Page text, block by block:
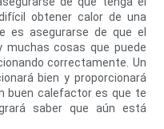
obtener calor de una
es asegurarse de que el
muchas cosas que puede
correctamente. Un
bien y proporcionará
buen calefactor es que te
saber que aún está